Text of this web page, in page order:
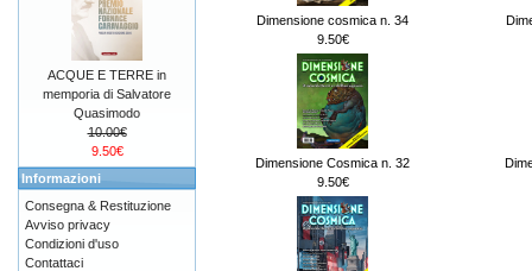
Dimensione cosmica n. 34
9.50€
Dimensione Cosmica n. 32
9.50€
ACQUE E TERRE in
memporia di Salvatore
Quasimodo
10.00€
9.50€
Informazioni
Consegna & Restituzione
Avviso privacy
Condizioni d'uso
Contattaci